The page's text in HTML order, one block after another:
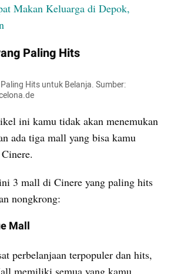
Makan Keluarga di Depok,
Paling Hits
Hits untuk Belanja. Sumber:
ini kamu tidak akan menemukan
ada tiga mall yang bisa kamu
3 mall di Cinere yang paling hits
nongkrong:
Mall
perbelanjaan terpopuler dan hits,
memiliki semua yang kamu